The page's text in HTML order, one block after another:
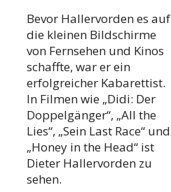
Bevor Hallervorden es auf
die kleinen Bildschirme
von Fernsehen und Kinos
schaffte, war er ein
erfolgreicher Kabarettist.
In Filmen wie „Didi: Der
Doppelgänger“, „All the
Lies“, „Sein Last Race“ und
„Honey in the Head“ ist
Dieter Hallervorden zu
sehen.